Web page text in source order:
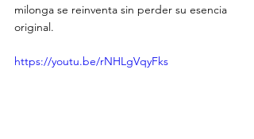
milonga se reinventa sin perder su esencia
original.
https://youtu.be/rNHLgVqyFks